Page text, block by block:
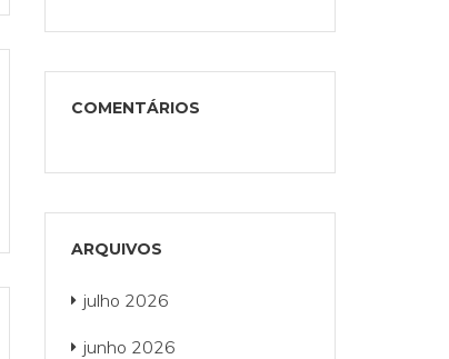
COMENTÁRIOS
ARQUIVOS
julho 2026
junho 2026